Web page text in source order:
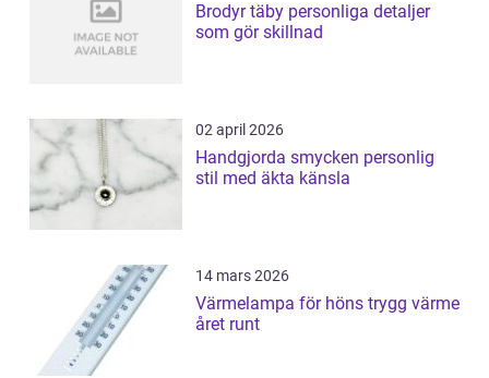
Brodyr täby personliga detaljer
som gör skillnad
02 april 2026
Handgjorda smycken personlig
stil med äkta känsla
14 mars 2026
Värmelampa för höns trygg värme
året runt